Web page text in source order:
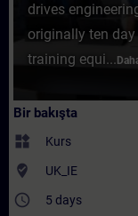
drives
originally ten
training equi...
Bir bakışta
widgets Kurs
where_to_vote UK_IE
access_time 5 days